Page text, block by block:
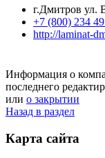
г.Дмитров ул.
+7 (800) 234
http://laminat-
Информация о
последнего
или о закрытии
Назад в раздел
Карта сайта